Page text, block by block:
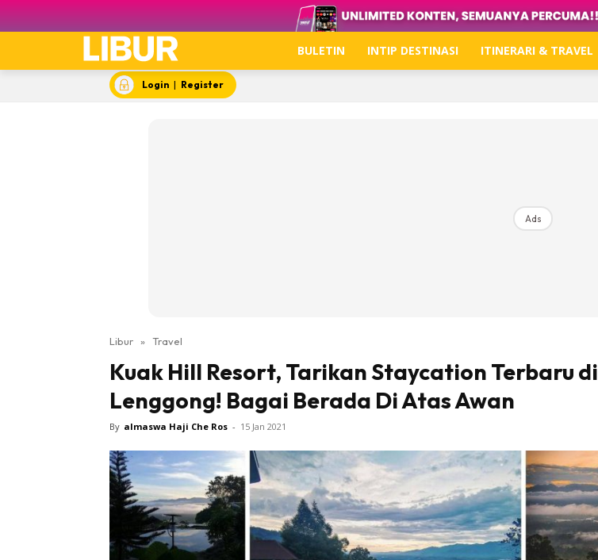
Video
KLIK DI SEENI
BULETIN INTIP DESTINASI ITINERARI & TRAVEL
Login | Register
Ads
Libur » Travel
Kuak Hill Resort, Tarikan Staycation Terbaru di
Lenggong! Bagai Berada Di Atas Awan
By almaswa Haji Che Ros - 15 Jan 2021